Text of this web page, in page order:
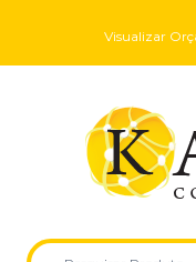
Visualizar